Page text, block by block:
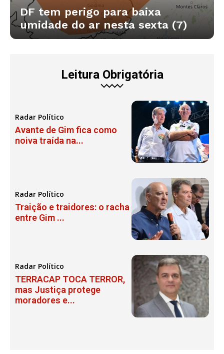
DF tem perigo para baixa
umidade do ar nesta sexta (7)
Leitura Obrigatória
Radar Político
Avante de Gim fica como
noiva traída na...
Radar Político
Traição e traidores: o racha
entre Gim ...
Radar Político
TERRACAP TOCA TERROR,
mas Justiça protege
moradores e...